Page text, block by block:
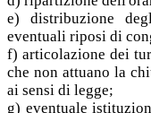
e) distribuzione
eventuali riposi di
f) articolazione dei
che non attuano la
ai sensi di legge;
g) eventuale